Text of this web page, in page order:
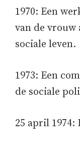
1970: Een
van de vrouw
sociale leven.
1973: Een
de sociale
25 april